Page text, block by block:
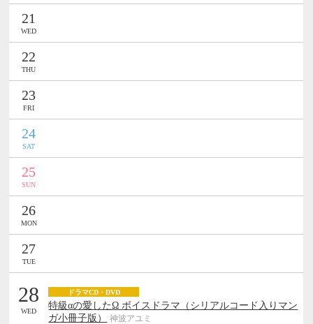
21
WED
22
THU
23
FRI
24
SAT
25
SUN
26
MON
27
TUE
28
WED
ドラマCD・DVD
特級αの愛したΩ ボイスドラマ（シリアルコード入りマン
ガ小冊子版）
神波アユミ